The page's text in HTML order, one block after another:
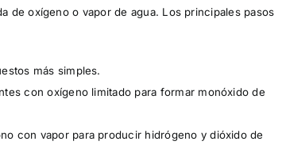
de oxígeno o vapor de agua. Los principales pasos
más simples.
con oxígeno limitado para formar monóxido de
con vapor para producir hidrógeno y dióxido de